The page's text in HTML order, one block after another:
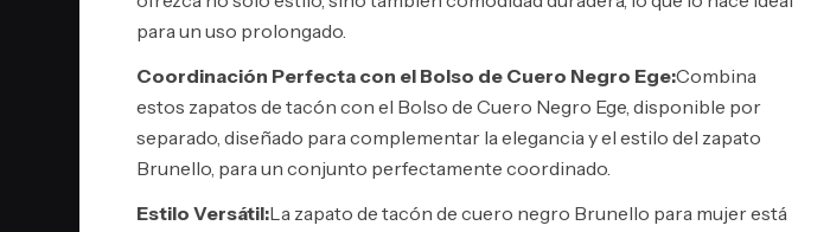
para un uso prolongado.
Coordinación Perfecta con el Bolso de Cuero Negro Ege:Combina
estos zapatos de tacón con el Bolso de Cuero Negro Ege, disponible por
separado, diseñado para complementar la elegancia y el estilo del zapato
Brunello, para un conjunto perfectamente coordinado.
Estilo Versátil:La zapato de tacón de cuero negro Brunello para mujer está